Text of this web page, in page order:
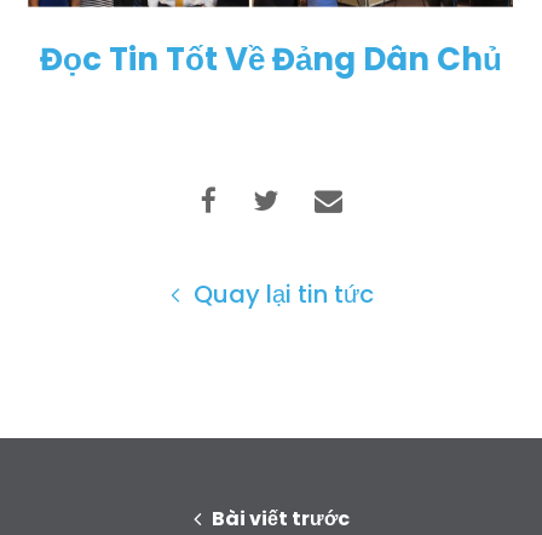
Đọc Tin Tốt Về Đảng Dân Chủ
Quay lại tin tức
Bài viết trước